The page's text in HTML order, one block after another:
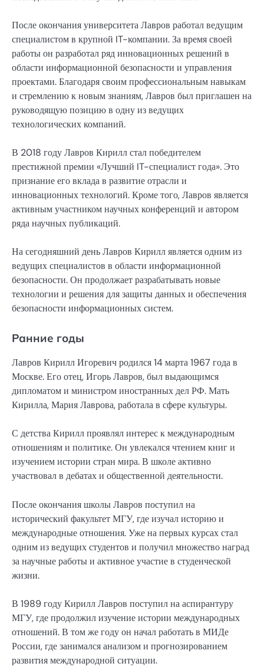
После окончания университета Лавров работал ведущим
специалистом в крупной IT-компании. За время своей
работы он разработал ряд инновационных решений в
области информационной безопасности и управления
проектами. Благодаря своим профессиональным навыкам
и стремлению к новым знаниям, Лавров был приглашен на
руководящую позицию в одну из ведущих
технологических компаний.
В 2018 году Лавров Кирилл стал победителем
престижной премии «Лучший IT-специалист года». Это
признание его вклада в развитие отрасли и
инновационных технологий. Кроме того, Лавров является
активным участником научных конференций и автором
ряда научных публикаций.
На сегодняшний день Лавров Кирилл является одним из
ведущих специалистов в области информационной
безопасности. Он продолжает разрабатывать новые
технологии и решения для защиты данных и обеспечения
безопасности информационных систем.
Ранние годы
Лавров Кирилл Игоревич родился 14 марта 1967 года в
Москве. Его отец, Игорь Лавров, был выдающимся
дипломатом и министром иностранных дел РФ. Мать
Кирилла, Мария Лаврова, работала в сфере культуры.
С детства Кирилл проявлял интерес к международным
отношениям и политике. Он увлекался чтением книг и
изучением истории стран мира. В школе активно
участвовал в дебатах и общественной деятельности.
После окончания школы Лавров поступил на
исторический факультет МГУ, где изучал историю и
международные отношения. Уже на первых курсах стал
одним из ведущих студентов и получил множество наград
за научные работы и активное участие в студенческой
жизни.
В 1989 году Кирилл Лавров поступил на аспирантуру
МГУ, где продолжил изучение истории международных
отношений. В том же году он начал работать в МИДе
России, где занимался анализом и прогнозированием
развития международной ситуации.